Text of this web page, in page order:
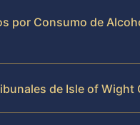
por Consumo de
de Isle of Wight